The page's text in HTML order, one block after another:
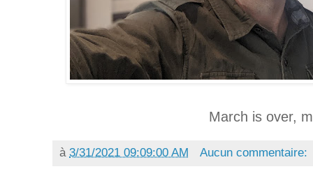
March is over,
à 3/31/2021 09:09:00 AM Aucun commentaire: